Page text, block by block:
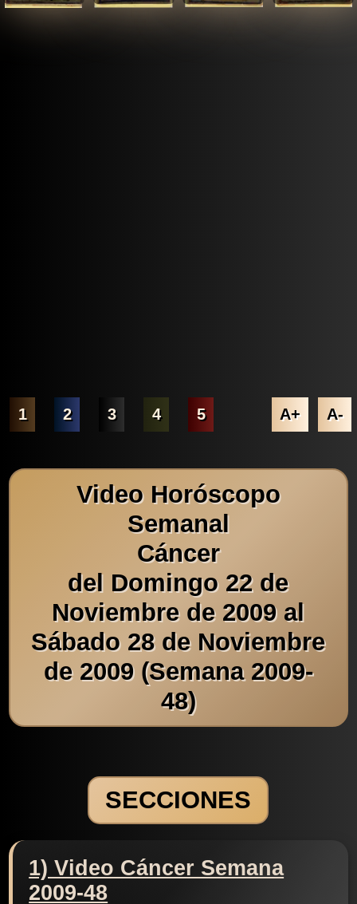
1 2 3 4 5 A+ A-
Video Horóscopo
Semanal
Cáncer
del Domingo 22 de
Noviembre de 2009 al
Sábado 28 de Noviembre
de 2009 (Semana 2009-
48)
SECCIONES
1) Video Cáncer Semana
2009-48